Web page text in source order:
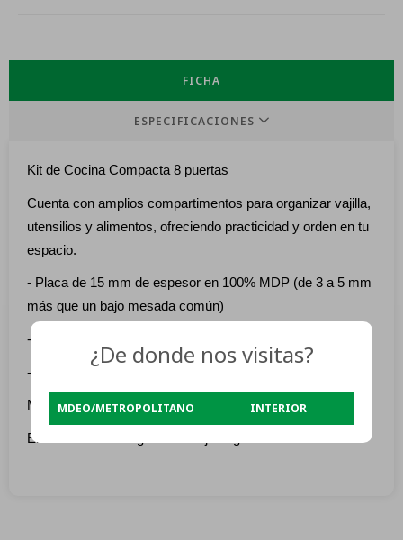
FICHA
ESPECIFICACIONES
Kit de Cocina Compacta 8 puertas
Cuenta con amplios compartimentos para organizar vajilla,
utensilios y alimentos, ofreciendo practicidad y orden en tu
espacio.
- Placa de 15 mm de espesor en 100% MDP (de 3 a 5 mm
más que un bajo mesada común)
- Patas regulables
- tiradores en pvc
Medidas: - Medidas en cm: Alto 175 x Ancho 120 x Prof 38
El mueble se entrega en su caja original sin armar.
¿De donde nos visitas?
MDEO/METROPOLITANO INTERIOR